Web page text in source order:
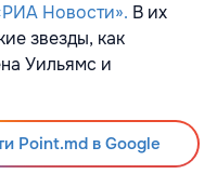
Новости». В их
звезды, как
Уильямс и
Point.md в Google